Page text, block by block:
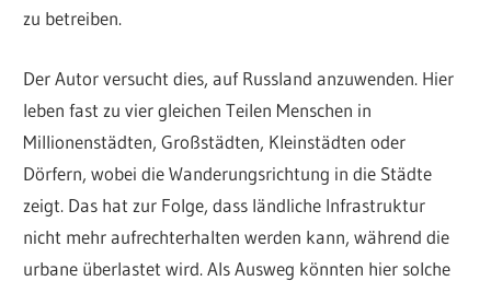
zu betreiben.
Der Autor versucht dies, auf Russland anzuwenden. Hier
leben fast zu vier gleichen Teilen Menschen in
Millionenstädten, Großstädten, Kleinstädten oder
Dörfern, wobei die Wanderungsrichtung in die Städte
zeigt. Das hat zur Folge, dass ländliche Infrastruktur
nicht mehr aufrechterhalten werden kann, während die
urbane überlastet wird. Als Ausweg könnten hier solche